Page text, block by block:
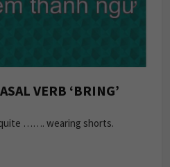
VERB ‘BRING’
quite ……. wearing shorts.